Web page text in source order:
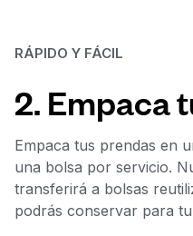
RÁPIDO Y FÁCIL
2. Empaca
Empaca tus prendas en
una bolsa por servicio.
transferirá a bolsas
podrás conservar para